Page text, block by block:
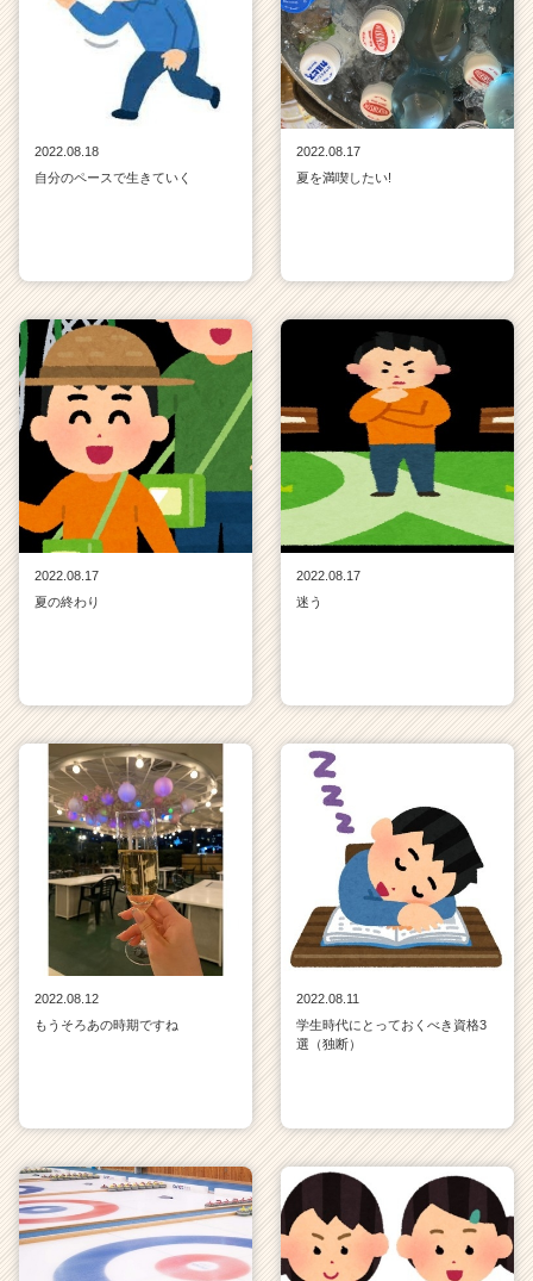
2022.08.18
自分のペースで生きていく
2022.08.17
夏を満喫したい!
2022.08.17
夏の終わり
2022.08.17
迷う
2022.08.12
もうそろあの時期ですね
2022.08.11
学生時代にとっておくべき資格3
選（独断）